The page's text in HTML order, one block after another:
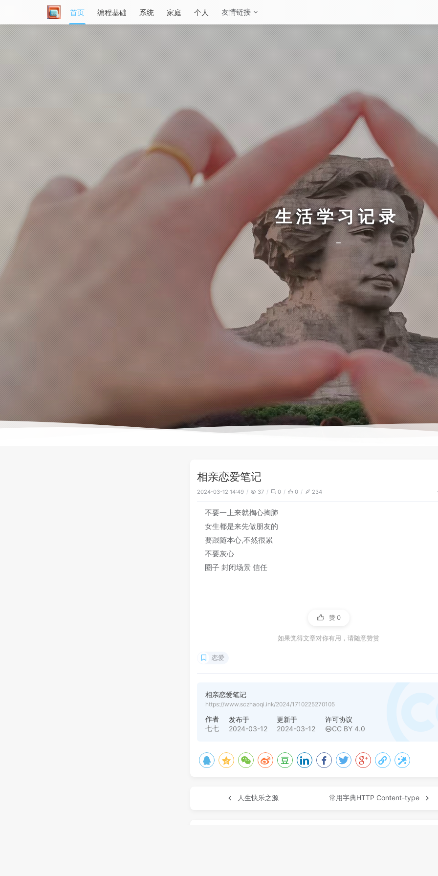
首页 编程基础 系统 家庭 个人 友情链接
生活学习记录
相亲恋爱笔记
2024-03-12 14:49 37 0 0 234
不要一上来就掏心掏肺
女生都是来先做朋友的
要跟随本心,不然很累
不要灰心
圈子 封闭场景 信任
赞 0
如果觉得文章对你有用，请随意赞赏
恋爱
相亲恋爱笔记
https://www.sczhaoqi.ink/2024/1710225270105
作者
七七
发布于
2024-03-12
更新于
2024-03-12
许可协议
CC BY 4.0
人生快乐之源 常用字典HTTP Content-type